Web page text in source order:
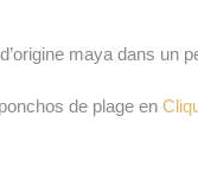
maya dans un
de plage en